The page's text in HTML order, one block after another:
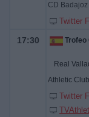
CD Badajoz
Twitter
17:30 Trofeo
Real
Athletic Club
Twitter